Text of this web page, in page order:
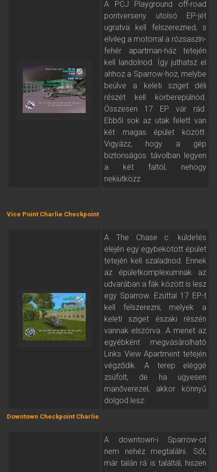
A PCJ Playground off-road
pontverseny utolsó EP-jét
ugratva kell felszerezned, s
elvileg a motorral a rózsaszín-
fehér apartman-ház tetején
kell landolnod. Így juthatsz el
ahhoz a Sparrow-hoz, melybe
beülve a keleti sziget déli
részét kell körberepülnöd.
Összesen 17 EP vár rád.
Ebből sok az utak felett van
két magas épület között.
Vigyázz, hogy a gép
biztonságos távolban legyen
a két faltól, nehogy
nekiütközz.
Vice Point Charlie Checkpoint
A The Chase c. küldetés
elején egy egybekötött épület
tetején kell szaladnod. Ennek
az épületkomplexumnak az
udvarában a fák között is lesz
egy Sparrow. Ezúttal 17 EP-t
kell felszerezni, melyek a
keleti sziget északi részén
vannak elszórva. A menet az
egyébként megvásárolható
Links View Apartment tetején
végződik. A terep eléggé
zsúfolt, de ha ügyesen
manőverezel, akkor könnyű
dolgod lesz.
Downtown Checkpoint Charlie
A downtown-i Sparrow-ot
nem nehéz megtalálni. Sőt,
már talán rá is találtál, hiszen